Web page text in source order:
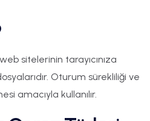
sitelerinin tarayıcınıza
Oturum sürekliliği ve
amacıyla kullanılır.